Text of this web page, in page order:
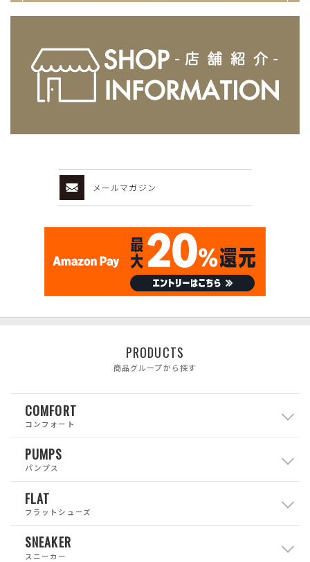
メールマガジン
PRODUCTS
商品グループから探す
COMFORT
コンフォート
PUMPS
パンプス
FLAT
フラットシューズ
SNEAKER
スニーカー